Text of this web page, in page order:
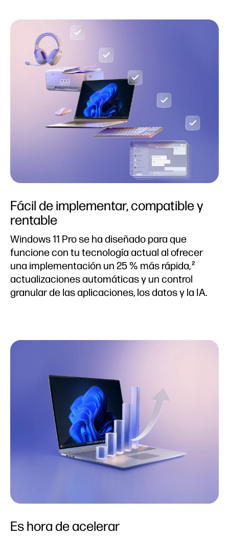
Fácil de implementar, compatible y
rentable
Windows 11 Pro se ha diseñado para que
funcione con tu tecnología actual al ofrecer
una implementación un 25 % más rápida,2
actualizaciones automáticas y un control
granular de las aplicaciones, los datos y la IA.
Es hora de acelerar